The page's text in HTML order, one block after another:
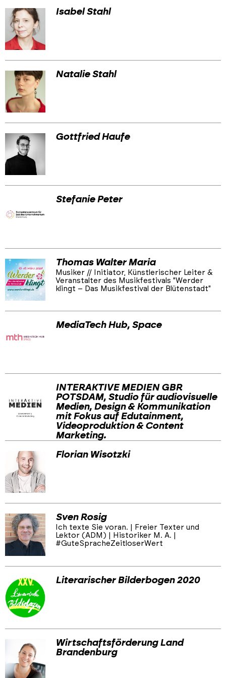
Isabel Stahl
Natalie Stahl
Gottfried Haufe
Stefanie Peter
Thomas Walter Maria
Musiker // Initiator, Künstlerischer Leiter &
Veranstalter des Musikfestivals "Werder
klingt – Das Musikfestival der Blütenstadt"
MediaTech Hub, Space
INTERAKTIVE MEDIEN GBR
POTSDAM, Studio für audiovisuelle
Medien, Design & Kommunikation
mit Fokus auf Edutainment,
Videoproduktion & Content
Marketing.
Florian Wisotzki
Sven Rosig
Ich texte Sie voran. | Freier Texter und
Lektor (ADM) | Historiker M. A. |
#GuteSpracheZeitloserWert
Literarischer Bilderbogen 2020
Wirtschaftsförderung Land
Brandenburg